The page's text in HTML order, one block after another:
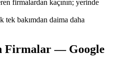
firmalardan kaçının; yerinde
tek bakımdan daima daha
Firmalar — Google